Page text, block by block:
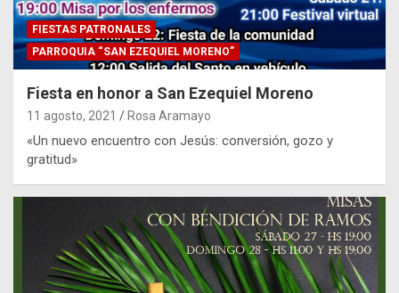
FIESTAS PATRONALES
PARROQUIA “SAN EZEQUIEL MORENO”
Fiesta en honor a San Ezequiel Moreno
11 agosto, 2021 Rosa Aramayo
«Un nuevo encuentro con Jesús: conversión, gozo y
gratitud»